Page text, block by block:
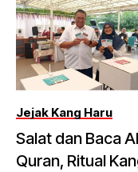
Jejak Kang Haru
Salat dan Baca
Quran, Ritual